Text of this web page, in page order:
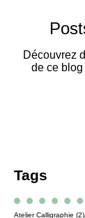
Découvrez
de ce
Tags
Atelier Calligraphie (2)